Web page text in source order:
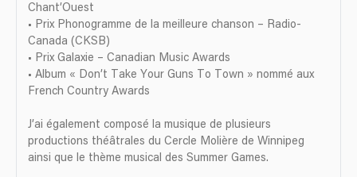
Chant’Ouest
• Prix Phonogramme de la meilleure chanson – Radio-
Canada (CKSB)
• Prix Galaxie – Canadian Music Awards
• Album « Don’t Take Your Guns To Town » nommé aux
French Country Awards
J’ai également composé la musique de plusieurs
productions théâtrales du Cercle Molière de Winnipeg
ainsi que le thème musical des Summer Games.